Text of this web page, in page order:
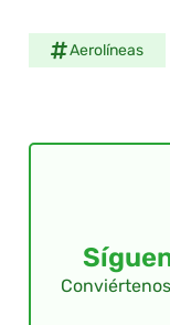
Aerolíneas